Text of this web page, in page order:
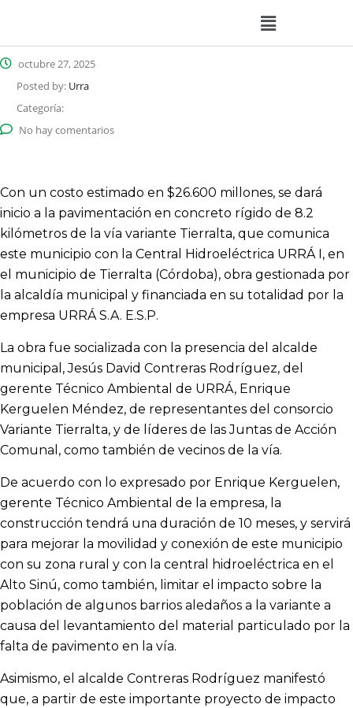
octubre 27, 2025
Posted by: Urra
Categoría:
No hay comentarios
Con un costo estimado en $26.600 millones, se dará
inicio a la pavimentación en concreto rígido de 8.2
kilómetros de la vía variante Tierralta, que comunica
este municipio con la Central Hidroeléctrica URRÁ I, en
el municipio de Tierralta (Córdoba), obra gestionada por
la alcaldía municipal y financiada en su totalidad por la
empresa URRÁ S.A. E.S.P.
La obra fue socializada con la presencia del alcalde
municipal, Jesús David Contreras Rodríguez, del
gerente Técnico Ambiental de URRÁ, Enrique
Kerguelen Méndez, de representantes del consorcio
Variante Tierralta, y de líderes de las Juntas de Acción
Comunal, como también de vecinos de la vía.
De acuerdo con lo expresado por Enrique Kerguelen,
gerente Técnico Ambiental de la empresa, la
construcción tendrá una duración de 10 meses, y servirá
para mejorar la movilidad y conexión de este municipio
con su zona rural y con la central hidroeléctrica en el
Alto Sinú, como también, limitar el impacto sobre la
población de algunos barrios aledaños a la variante a
causa del levantamiento del material particulado por la
falta de pavimento en la vía.
Asimismo, el alcalde Contreras Rodríguez manifestó
que, a partir de este importante proyecto de impacto